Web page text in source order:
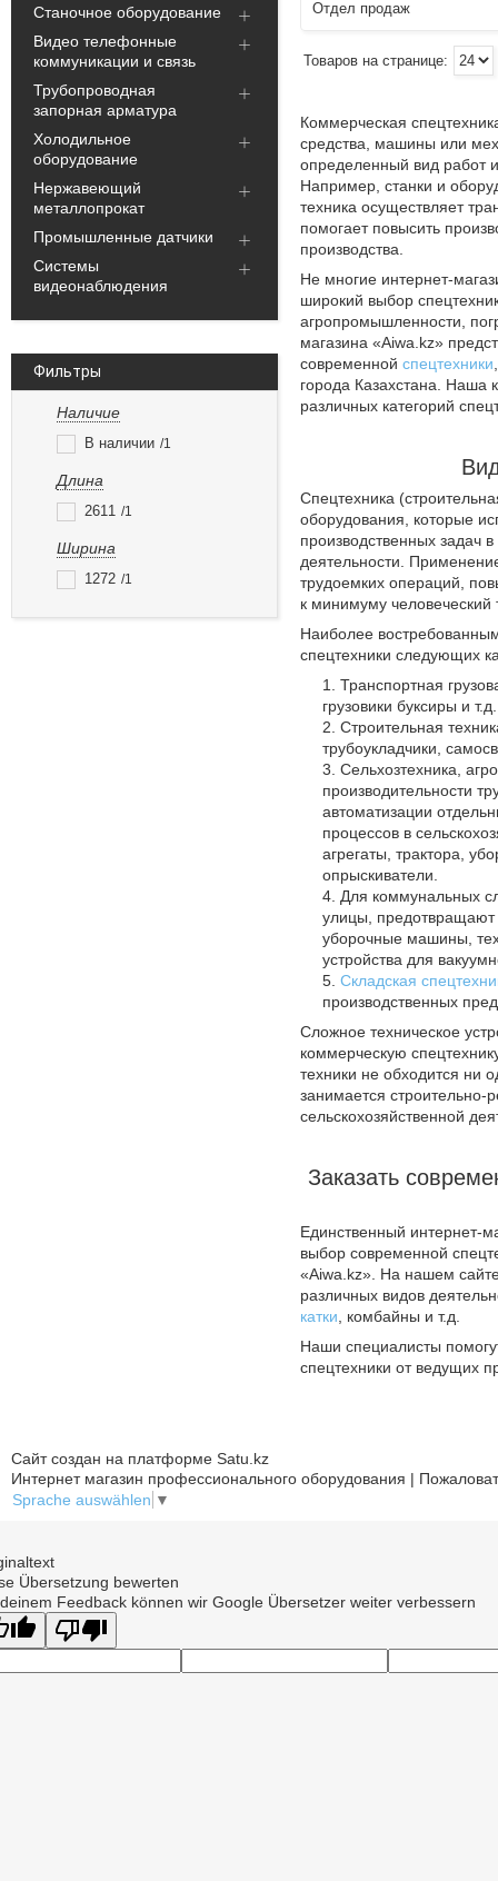
Станочное оборудование
Видео телефонные
коммуникации и связь
Трубопроводная
запорная арматура
Холодильное
оборудование
Нержавеющий
металлопрокат
Промышленные датчики
Системы
видеонаблюдения
Фильтры
Наличие
В наличии 1
Длина
2611 1
Ширина
1272 1
Отдел продаж
Коммерческая
средства, машины или
определенный вид работ
Например, станки и
техника осуществляет
помогает повысить
производства.
Не многие интернет-
широкий выбор
агропромышленности,
магазина «Aiwa.kz»
современной спецтехники
города Казахстана. Наша
различных категорий
Спецтехника
оборудования, которые
производственных задач
деятельности.
трудоемких операций,
к минимуму человеческий
Наиболее
спецтехники следующих
Транспортная
грузовики буксиры и т.д.
Строительная
трубоукладчики,
Сельхозтехника,
производительности
автоматизации
процессов в
агрегаты, трактора,
опрыскиватели.
Для коммунальных
улицы,
уборочные машины,
устройства для
Складская
производственных
Сложное техническое
коммерческую
техники не обходится ни
занимается
сельскохозяйственной
Заказать
Единственный интернет-
выбор современной
«Aiwa.kz». На нашем
различных видов
катки , комбайны и т.д.
Наши специалисты
спецтехники от ведущих
Сайт создан на платформе Satu.kz
Интернет магазин профессионального оборудования |
Sprache auswählen ▼
Übersetzung bewerten
Feedback können wir Google Übersetzer weiter verbessern